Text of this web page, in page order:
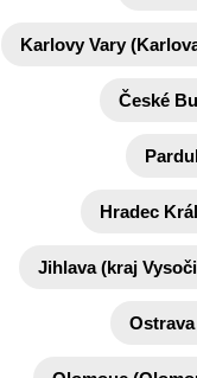
Karlovy Vary
České
Hradec
Jihlava (kraj